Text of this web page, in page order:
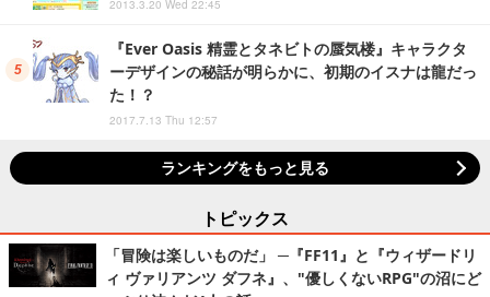
2013.3.20 Wed 22:45
『Ever Oasis 精霊とタネビトの蜃気楼』キャラクタ
ーデザインの秘話が明らかに、初期のイスナは龍だっ
た！？
2017.7.13 Thu 12:57
ランキングをもっと見る
トピックス
「冒険は楽しいものだ」 ─『FF11』と『ウィザードリ
ィ ヴァリアンツ ダフネ』、"優しくないRPG"の沼にど